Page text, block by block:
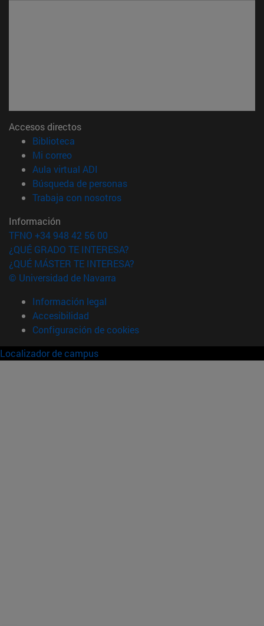
Accesos directos
Biblioteca
Mi correo(abre en nueva ventana)
Aula virtual ADI
Búsqueda de personas(abre en nueva ventana)
Trabaja con nosotros(abre en nueva ventana)
Información
TFNO +34 948 42 56 00
¿QUÉ GRADO TE INTERESA?
¿QUÉ MÁSTER TE INTERESA?
© Universidad de Navarra
Información legal
Accesibilidad
Configuración de cookies
Localizador de campus